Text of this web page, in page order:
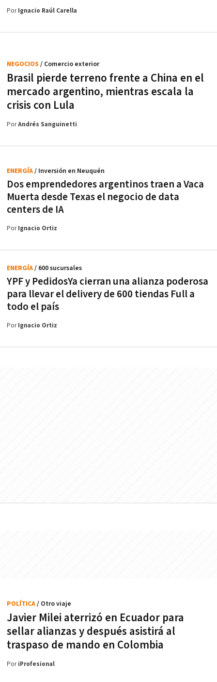
PorIgnacio Raúl Carella
Brasil pierde terreno frente a China en el
mercado argentino, mientras escala la
crisis con Lula
NEGOCIOS / Comercio exterior
PorAndrés Sanguinetti
Dos emprendedores argentinos traen a Vaca
Muerta desde Texas el negocio de data
centers de IA
ENERGÍA/ Inversión en Neuquén
PorIgnacio Ortiz
YPF y PedidosYa cierran una alianza poderosa
para llevar el delivery de 600 tiendas Full a
todo el país
ENERGÍA/ 600 sucursales
PorIgnacio Ortiz
Javier Milei aterrizó en Ecuador para
sellar alianzas y después asistirá al
traspaso de mando en Colombia
POLÍTICA/ Otro viaje
PoriProfesional